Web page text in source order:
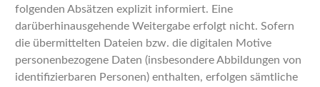
folgenden Absätzen explizit informiert. Eine
darüberhinausgehende Weitergabe erfolgt nicht. Sofern
die übermittelten Dateien bzw. die digitalen Motive
personenbezogene Daten (insbesondere Abbildungen von
identifizierbaren Personen) enthalten, erfolgen sämtliche